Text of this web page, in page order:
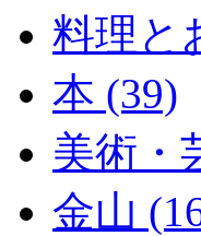
料理と
本 (39)
美術・
金山